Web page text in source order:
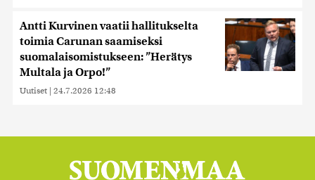
Antti Kurvinen vaatii hallitukselta
toimia Carunan saamiseksi
suomalaisomistukseen: ”Herätys
Multala ja Orpo!”
Uutiset | 24.7.2026 12:48